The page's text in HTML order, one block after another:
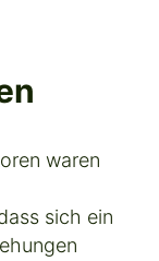
waren
sich ein